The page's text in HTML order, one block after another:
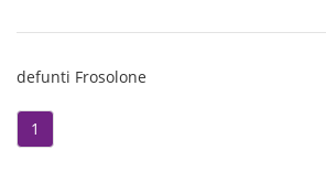
defunti Frosolone
1